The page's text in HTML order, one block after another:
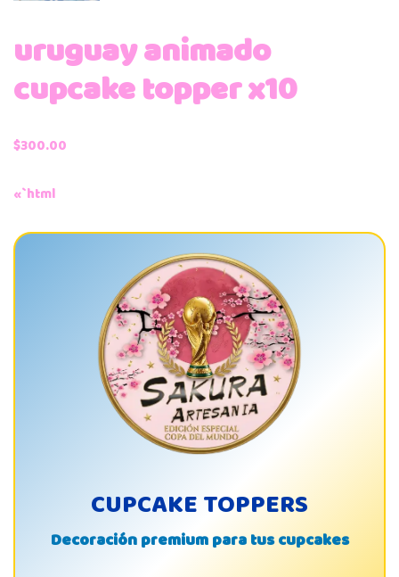
uruguay animado
cupcake topper x10
$300.00
«`html
CUPCAKE TOPPERS
Decoración premium para tus cupcakes